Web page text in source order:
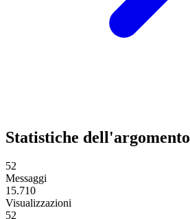
Statistiche dell'argomento
52
Messaggi
15.710
Visualizzazioni
52